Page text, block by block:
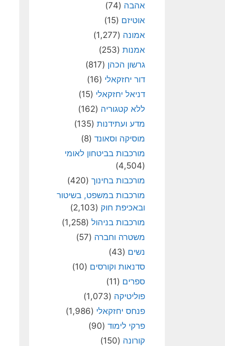
אהבה (74)
אוטיזם (15)
אמונה (1,277)
אמנות (253)
גרשון הכהן (817)
דור יחזקאלי (16)
דניאל יחזקאלי (15)
ללא קטגוריה (162)
מדע ועתידנות (135)
מוסיקה וסאונד (8)
מורכבות בביטחון לאומי
(4,504)
מורכבות בחינוך (420)
מורכבות במשפט, בשיטור
ובאכיפת חוק (2,103)
מורכבות בניהול (1,258)
משטרה וחברה (57)
נשים (43)
סדנאות וקורסים (10)
ספרים (11)
פוליטיקה (1,073)
פנחס יחזקאלי (1,986)
פרקי לימוד (90)
קורונה (150)